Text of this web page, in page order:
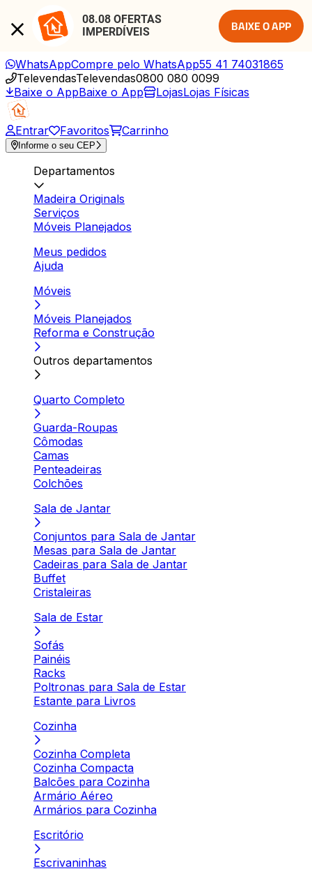
08.08 OFERTAS
IMPERDÍVEIS
BAIXE O APP
WhatsAppCompre pelo WhatsApp55 41 74031865
TelevendasTelevendas0800 080 0099
Baixe o AppBaixe o App LojasLojas Físicas
Entrar Favoritos Carrinho
Informe o seu CEP
Departamentos
Madeira Originals
Serviços
Móveis Planejados
Meus pedidos
Ajuda
Móveis
Móveis Planejados
Reforma e Construção
Outros departamentos
Quarto Completo
Guarda-Roupas
Cômodas
Camas
Penteadeiras
Colchões
Sala de Jantar
Conjuntos para Sala de Jantar
Mesas para Sala de Jantar
Cadeiras para Sala de Jantar
Buffet
Cristaleiras
Sala de Estar
Sofás
Painéis
Racks
Poltronas para Sala de Estar
Estante para Livros
Cozinha
Cozinha Completa
Cozinha Compacta
Balcões para Cozinha
Armário Aéreo
Armários para Cozinha
Escritório
Escrivaninhas